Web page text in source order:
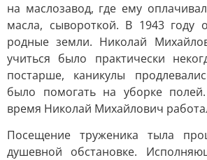
на маслозавод, где ему
масла, сывороткой. В 1943 году
родные земли. Николай
учиться было практически
постарше, каникулы
было помогать на уборке
время Николай Михайлович
Посещение труженика тыла
душевной обстановке.